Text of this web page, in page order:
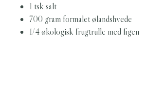
1 tsk salt
700 gram formalet ølandshvede
1/4 økologisk frugtrulle med figen